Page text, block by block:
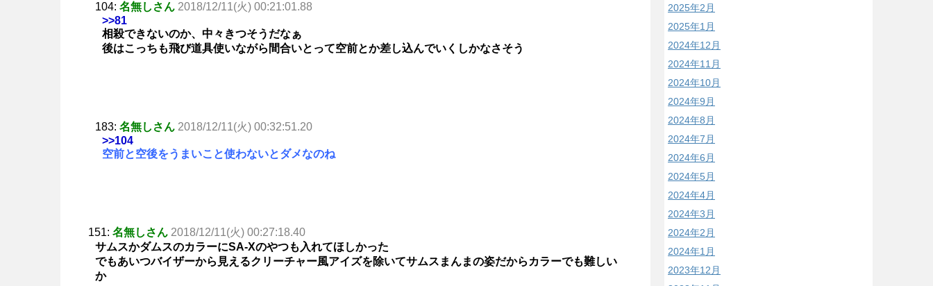
104: 名無しさん 2018/12/11(火) 00:21:01.88
>>81
相殺できないのか、中々きつそうだなぁ
後はこっちも飛び道具使いながら間合いとって空前とか差し込んでいくしかなさそう
183: 名無しさん 2018/12/11(火) 00:32:51.20
>>104
空前と空後をうまいこと使わないとダメなのね
151: 名無しさん 2018/12/11(火) 00:27:18.40
サムスかダムスのカラーにSA-Xのやつも入れてほしかった
でもあいつバイザーから見えるクリーチャー風アイズを除いてサムスまんまの姿だからカラーでも難しい
か
2025年2月
2025年1月
2024年12月
2024年11月
2024年10月
2024年9月
2024年8月
2024年7月
2024年6月
2024年5月
2024年4月
2024年3月
2024年2月
2024年1月
2023年12月